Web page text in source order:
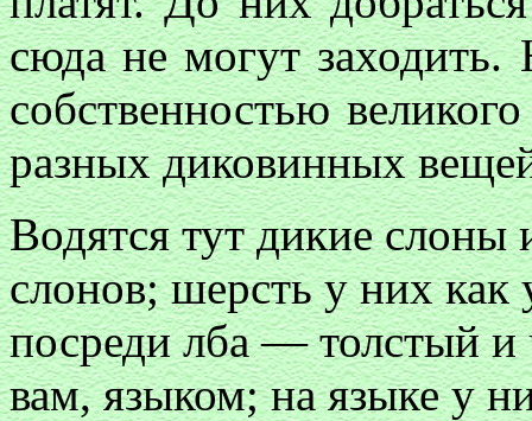
сюда не могут заходить.
собственностью
разных диковинных
Водятся тут дикие слоны
слонов; шерсть у них как
посреди лба — толстый
вам, языком; на языке у